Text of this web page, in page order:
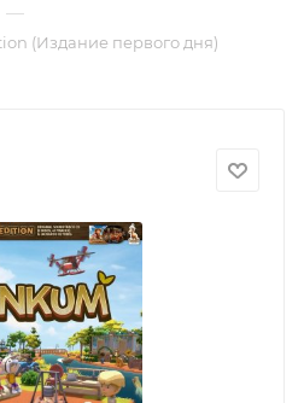
—
(Издание первого дня)